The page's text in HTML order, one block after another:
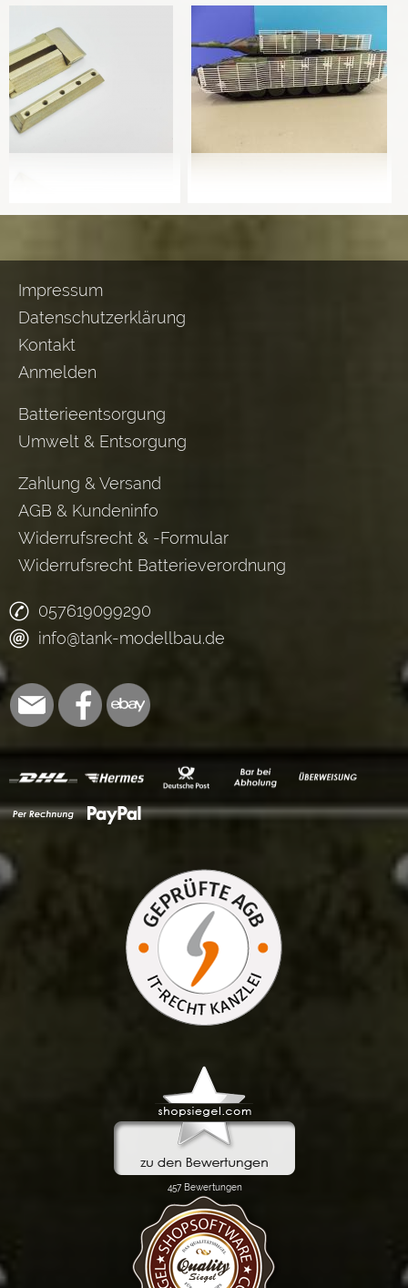
Impressum
Datenschutzerklärung
Kontakt
Anmelden
Batterieentsorgung
Umwelt & Entsorgung
Zahlung & Versand
AGB & Kundeninfo
Widerrufsrecht & -Formular
Widerrufsrecht Batterieverordnung
057619099290
info@tank-modellbau.de